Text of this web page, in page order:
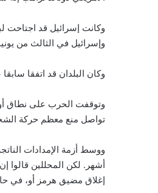
وكانت إسرائيل قد اجتاحت
وإسرائيل في الثالث من
وكان البلدان قد اتفقا
وتوقفت الحرب على نطاق
تواصل منع معظم حركة
ووسط أزمة الإمدادات
أشهر. لكن المحللين قالوا
إغلاق مضيق هرمز أو، في